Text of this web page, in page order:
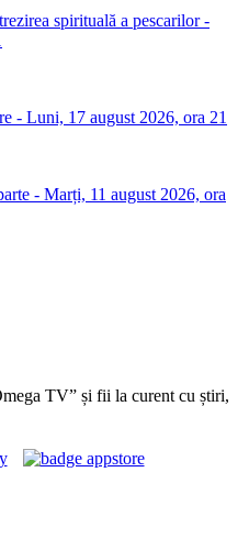
spirituală a pescarilor -
- Luni, 17 august 2026, ora 21
- Marți, 11 august 2026, ora
TV” și fii la curent cu știri,